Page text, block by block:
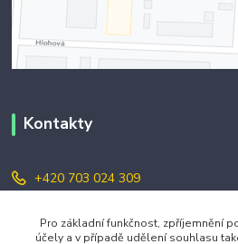
Kontakty
+420 703 024 309
objednavky@zavazuj.cz
Pro základní funkčnost, zpříjemnění
účely a v případě udělení souhlasu